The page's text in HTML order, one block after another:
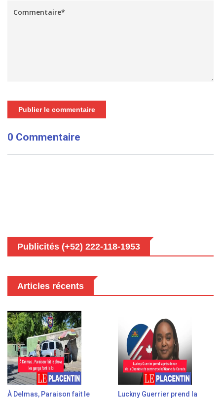
Publier le commentaire
0 Commentaire
Publicités (+52) 222-118-1953
Articles récents
À Delmas, Paraison fait le
Luckny Guerrier prend la